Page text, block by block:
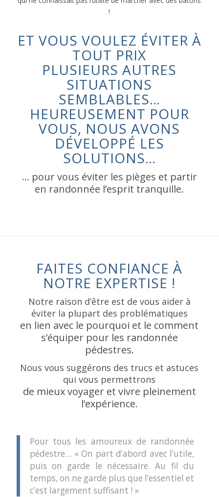
!
ET VOUS VOULEZ ÉVITER À
TOUT PRIX
PLUSIEURS AUTRES
SITUATIONS
SEMBLABLES…
HEUREUSEMENT POUR
VOUS, NOUS AVONS
DÉVELOPPÉ LES
SOLUTIONS…
… pour vous éviter les pièges et partir
en randonnée l’esprit tranquille.
FAITES CONFIANCE À
NOTRE EXPERTISE !
Notre raison d’être est de vous aider à
éviter la plupart des problématiques
en lien avec le pourquoi et le comment
s’équiper pour les randonnée
pédestres.
Nous vous suggérons des trucs et astuces
qui vous permettrons
de mieux voyager et vivre pleinement
l’expérience.
Pour tous les amoureux de randonnée
pédestre… « On part d’abord avec l’utile,
puis on garde le nécessaire. Au fil du
temps, on ne garde plus que l’essentiel et
c’est largement suffisant ! »